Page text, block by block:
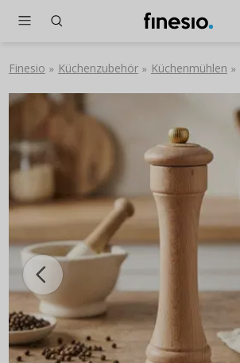
Finesio » Küchenzubehör » Küchenmühlen »